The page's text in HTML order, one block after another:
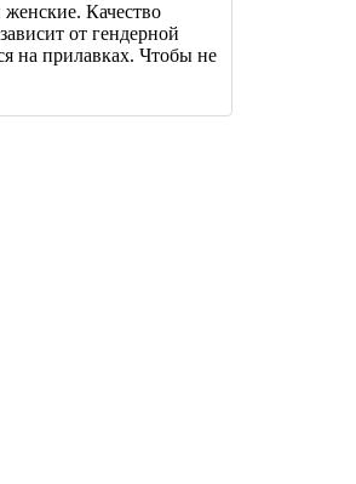
Качество
от гендерной
на прилавках. Чтобы не